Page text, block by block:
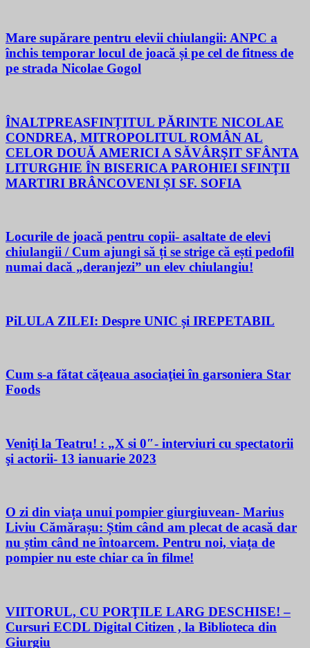
Mare supărare pentru elevii chiulangii: ANPC a
închis temporar locul de joacă și pe cel de fitness de
pe strada Nicolae Gogol
ÎNALTPREASFINȚITUL PĂRINTE NICOLAE
CONDREA, MITROPOLITUL ROMÂN AL
CELOR DOUĂ AMERICI A SĂVÂRŞIT SFÂNTA
LITURGHIE ÎN BISERICA PAROHIEI SFINŢII
MARTIRI BRÂNCOVENI ȘI SF. SOFIA
Locurile de joacă pentru copii- asaltate de elevi
chiulangii / Cum ajungi să ți se strige că ești pedofil
numai dacă „deranjezi” un elev chiulangiu!
PiLULA ZILEI: Despre UNIC și IREPETABIL
Cum s-a fătat căţeaua asociaţiei în garsoniera Star
Foods
Veniţi la Teatru! : „X si 0″- interviuri cu spectatorii
şi actorii- 13 ianuarie 2023
O zi din viața unui pompier giurgiuvean- Marius
Liviu Cămărașu: Știm când am plecat de acasă dar
nu știm când ne întoarcem. Pentru noi, viața de
pompier nu este chiar ca în filme!
VIITORUL, CU PORŢILE LARG DESCHISE! –
Cursuri ECDL Digital Citizen , la Biblioteca din
Giurgiu